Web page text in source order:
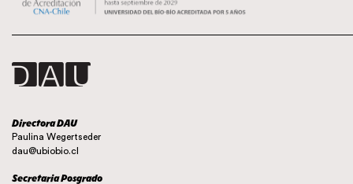
Directora DAU
Paulina Wegertseder
dau@ubiobio.cl
Secretaria Posgrado